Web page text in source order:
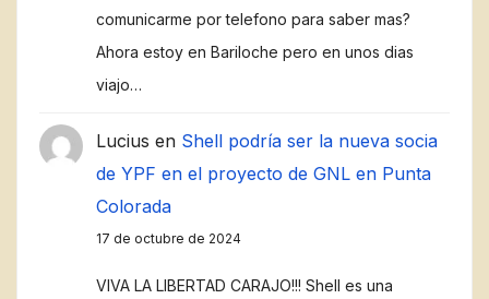
comunicarme por telefono para saber mas?
Ahora estoy en Bariloche pero en unos dias
viajo…
Lucius en Shell podría ser la nueva socia
de YPF en el proyecto de GNL en Punta
Colorada
17 de octubre de 2024
VIVA LA LIBERTAD CARAJO!!! Shell es una